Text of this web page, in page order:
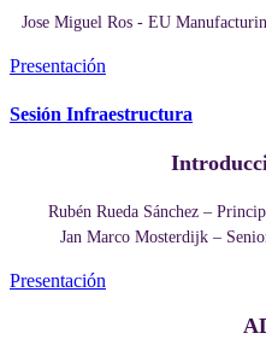
Jose Miguel Ros - EU
Presentación
Sesión Infraestructura​
Rubén Rueda Sánchez –
Jan Marco Mosterdijk –
Presentación